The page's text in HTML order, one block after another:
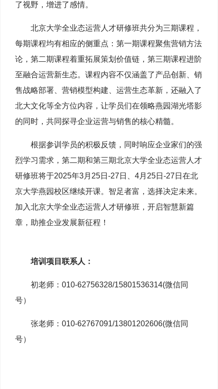
了视野，增进了感情。
北京大学全业态运营人才研修班共分为三期课程，
每期课程均有相应的侧重点：第一期课程聚焦营销方法
论，第二期课程着重拓展策划价值链，第三期课程进阶
至融合运营新生态。课程内容不仅涵盖了产品创新、销
售战略部署、营销模型构建、运营生态革新，还融入了
北大文化等全方位内容，让学员们在领略燕园湖光塔影
的同时，共同探寻企业运营与销售的核心精髓。
根据参训学员的积极反馈，同时响应企业家们的强
烈学习需求，第二期和第三期北京大学全业态运营人才
研修班将于2025年3月25日-27日、4月25日-27日在北
京大学燕园校区继续开课。智足者富，选择决定未来。
加入北京大学全业态运营人才研修班，开启智慧新篇
章，助推企业发展新征程！
培训项目联系人：
初老师：010-62756328/15801536314(微信同
号）
张老师：010-62767091/13801202606(微信同
号）